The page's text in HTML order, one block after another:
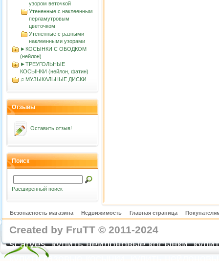
узором веточкой
Утененные с наклеенным
перламутровым
цветочком
Утененные с разными
наклеенными узорами
►КОСЫНКИ С ОБОДКОМ
(нейлон)
►ТРЕУГОЛЬНЫЕ
КОСЫНКИ (нейлон, фатин)
♫ МУЗЫКАЛЬНЫЕ ДИСКИ
Отзывы
Оставить отзыв!
Поиск
Расширенный поиск
Безопасность магазина Недвижимость Главная страница
Created by FruTT © 2011-2024
scarves, купить нейлоновые косынки,
купить газовые косынки, купить